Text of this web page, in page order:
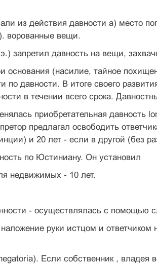
из действия давности а) место
ворованные вещи.
запретил давность на вещи,
основания (насилие, тайное
по давности. В итоге своего
в течении всего срока.
приобретательная давность
предлагал освободить
и 20 лет - если в другой (без
по Юстиниану. Он установил
недвижимых - 10 лет.
- осуществлялась с помощью
руки истцом и
Если собственник ,